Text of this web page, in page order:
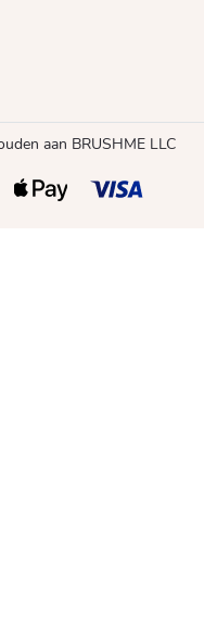
aan BRUSHME LLC